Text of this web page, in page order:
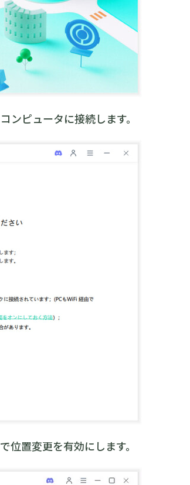
ンピュータに接続します。
置変更を有効にします。